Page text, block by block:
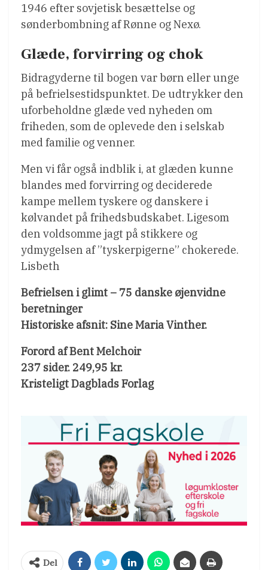
1946 efter sovjetisk besættelse og
sønderbombning af Rønne og Nexø.
Glæde, forvirring og chok
Bidragyderne til bogen var børn eller unge
på befrielsestidspunktet. De udtrykker den
uforbeholdne glæde ved nyheden om
friheden, som de oplevede den i selskab
med familie og venner.
Men vi får også indblik i, at glæden kunne
blandes med forvirring og deciderede
kampe mellem tyskere og danskere i
kølvandet på frihedsbudskabet. Ligesom
den voldsomme jagt på stikkere og
ydmygelsen af ”tyskerpigerne” chokerede.
Lisbeth
Befrielsen i glimt – 75 danske øjenvidne
beretninger
Historiske afsnit: Sine Maria Vinther.
Forord af Bent Melchoir
237 sider. 249,95 kr.
Kristeligt Dagblads Forlag
Del